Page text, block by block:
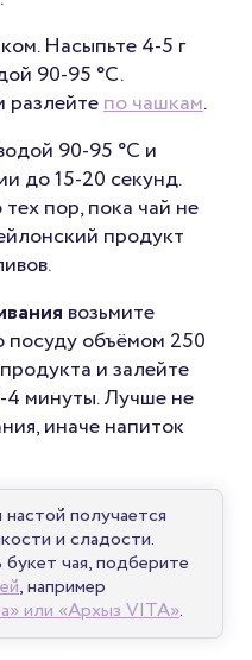
Насыпьте 4-5 г
90-95 °С.
разлейтепо чашкам.
90-95 °С и
до 15-20 секунд.
пор, пока чай не
продукт
возьмите
объёмом 250
и залейте
минуты. Лучше не
иначе напиток
получается
и сладости.
чая, подберите
, например
или «Архыз VITA».